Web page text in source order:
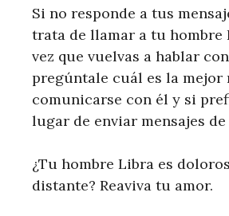
Si no responde a tus
trata de llamar a tu hombre
vez que vuelvas a hablar
pregúntale cuál es la mejor
comunicarse con él y si
lugar de enviar mensajes
¿Tu hombre Libra es
distante? Reaviva tu amor.